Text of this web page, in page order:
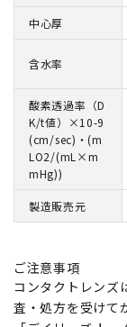
中心厚
含水率
酸素透過率（D
K/t値）×10-9
(cm/sec)・(m
LO2/(mL×m
mHg))
製造販売元
ご注意事項
コンタクトレンズ
査・処方を受けて